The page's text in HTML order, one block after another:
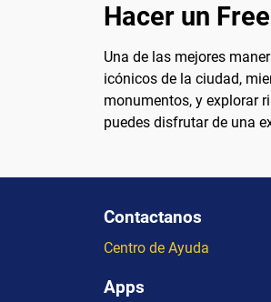
Hacer un
Una de las mejores
icónicos de la ciudad,
monumentos, y explorar
puedes disfrutar de una
Contactanos
Centro de Ayuda
Apps